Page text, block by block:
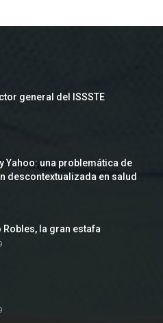
general del ISSSTE
Yahoo: una problemática de
descontextualizada en salud
la gran estafa